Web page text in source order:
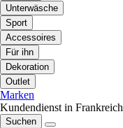
Unterwäsche
Sport
Accessoires
Für ihn
Dekoration
Outlet
Marken
Kundendienst in Frankreich
Suchen